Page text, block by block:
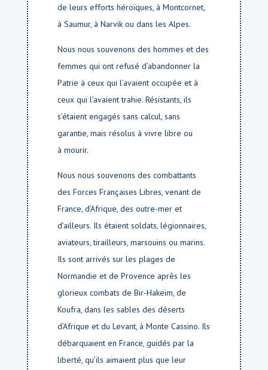
de leurs efforts héroïques, à Montcornet,
à Saumur, à Narvik ou dans les Alpes.
Nous nous souvenons des hommes et des
femmes qui ont refusé d’abandonner la
Patrie à ceux qui l’avaient occupée et à
ceux qui l’avaient trahie. Résistants, ils
s’étaient engagés sans calcul, sans
garantie, mais résolus à vivre libre ou
à mourir.
Nous nous souvenons des combattants
des Forces Françaises Libres, venant de
France, d’Afrique, des outre-mer et
d’ailleurs. Ils étaient soldats, légionnaires,
aviateurs, tirailleurs, marsouins ou marins.
Ils sont arrivés sur les plages de
Normandie et de Provence après les
glorieux combats de Bir-Hakeim, de
Koufra, dans les sables des déserts
d’Afrique et du Levant, à Monte Cassino. Ils
débarquaient en France, guidés par la
liberté, qu’ils aimaient plus que leur